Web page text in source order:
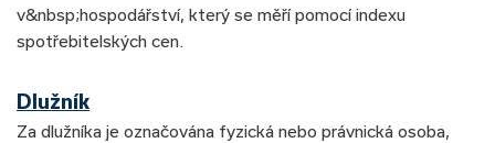
v&nbsp;hospodářství, který se měří pomocí indexu
spotřebitelských cen.
Dlužník
Za dlužníka je označována fyzická nebo právnická osoba,